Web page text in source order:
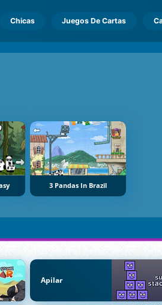
Chicas Juegos De Cartas
3 Pandas In Brazil
Apilar